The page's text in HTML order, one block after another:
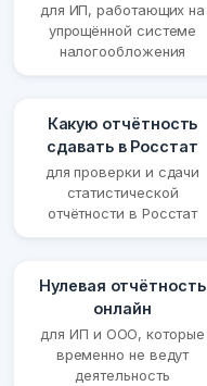
для ИП, работающих на
упрощённой системе
налогообложения
Какую отчётность
сдавать в Росстат
для проверки и сдачи
статистической
отчётности в Росстат
Нулевая отчётность
онлайн
для ИП и ООО, которые
временно не ведут
деятельность